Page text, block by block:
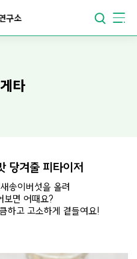
구소
타
당겨줄 피타이저
송이버섯을 올려
보면 어때요?
하고 고소하게 곁들여요!